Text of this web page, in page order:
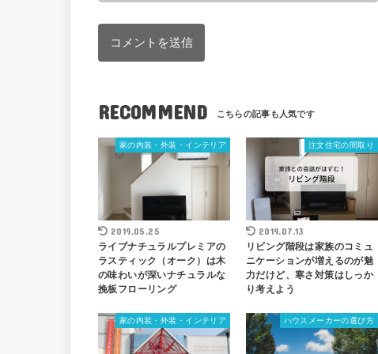
RECOMMEND
家の内装・外装・インテリア
2019.05.25
ライブナチュラルプレミアの
ラスティック（オーク）は木
の味わいが深いナチュラルな
挽板フローリング
注文住宅の間取り
2019.07.13
リビング階段は家族のコミュ
ニケーションが増えるのが魅
力だけど、寒さ対策はしっか
り考えよう
家の内装・外装・インテリア ハウスメーカーの選び方